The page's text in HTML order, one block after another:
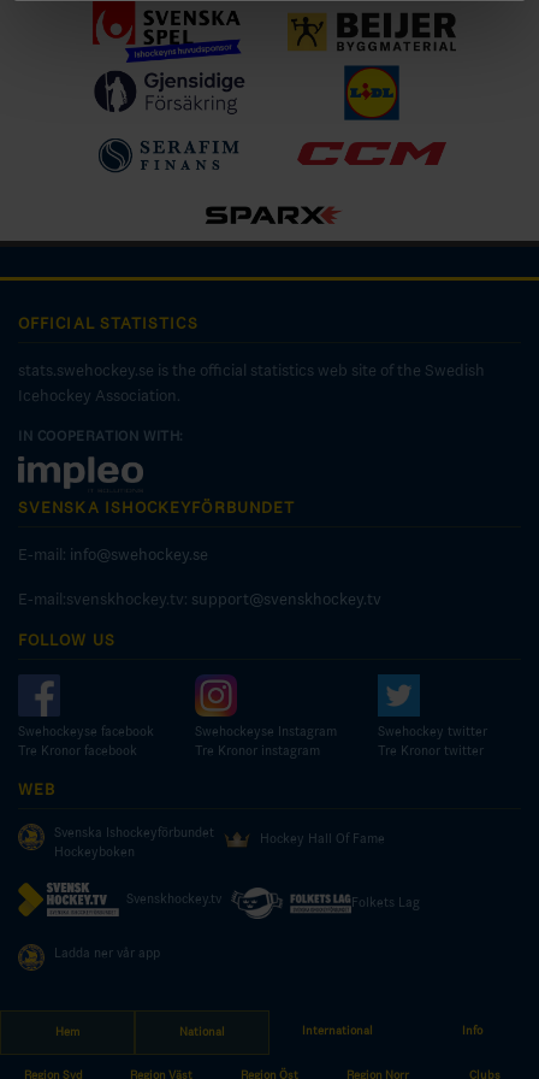
Hem National International Info
Region Syd Region Väst Region Öst Region Norr Clubs
OFFICIAL STATISTICS
stats.swehockey.se is the official statistics web site of the Swedish
Icehockey Association.
IN COOPERATION WITH:
SVENSKA ISHOCKEYFÖRBUNDET
E-mail: info@swehockey.se
E-mail:svenskhockey.tv: support@svenskhockey.tv
FOLLOW US
Swehockeyse facebook
Tre Kronor facebook
Swehockeyse Instagram
Tre Kronor instagram
Swehockey twitter
Tre Kronor twitter
WEB
Svenska Ishockeyförbundet
Hockeyboken
Hockey Hall Of Fame
Svenskhockey.tv Folkets Lag
Ladda ner vår app